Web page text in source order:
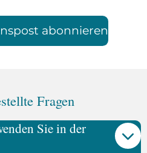
abonnieren
Fragen
Sie in der